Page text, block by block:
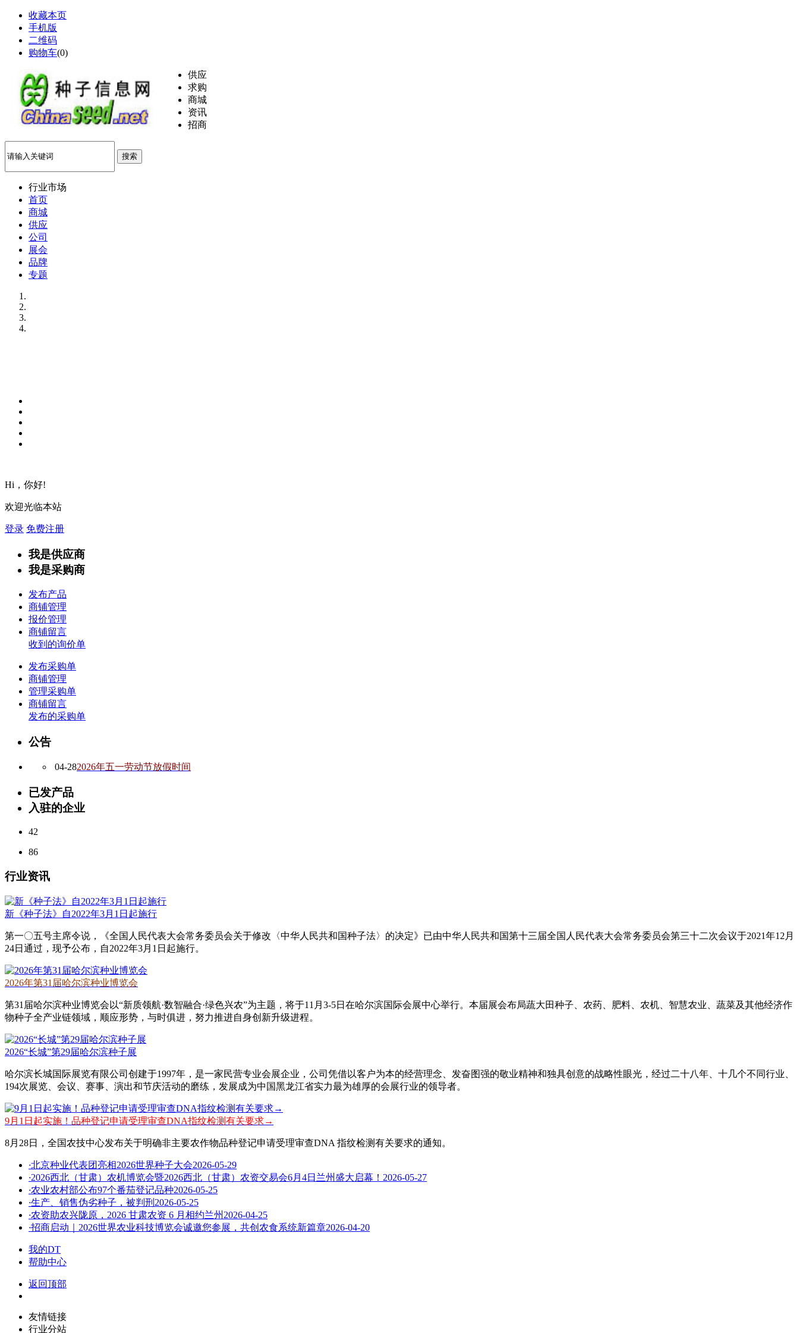
收藏本页
手机版
二维码
购物车(0)
供应
求购
商城
资讯
招商
搜索
行业市场
首页
商城
供应
公司
展会
品牌
专题
Hi，你好!
欢迎光临本站
登录 免费注册
我是供应商
我是采购商
发布产品
商铺管理
报价管理
商铺留言
收到的询价单
发布采购单
商铺管理
管理采购单
商铺留言
发布的采购单
公告
04-282026年五一劳动节放假时间
已发产品
入驻的企业
42
86
行业资讯
新《种子法》自2022年3月1日起施行
第一〇五号主席令说，《全国人民代表大会常务委员会关于修改〈中华人民共和国种子法〉的决定》已由中华人民共和国第十三届全国人民代表大会常务委员会第三十二次会议于2021年12月
24日通过，现予公布，自2022年3月1日起施行。
2026年第31届哈尔滨种业博览会
第31届哈尔滨种业博览会以“新质领航·数智融合·绿色兴农”为主题，将于11月3-5日在哈尔滨国际会展中心举行。本届展会布局蔬大田种子、农药、肥料、农机、智慧农业、蔬菜及其他经济作
物种子全产业链领域，顺应形势，与时俱进，努力推进自身创新升级进程。
2026“长城”第29届哈尔滨种子展
哈尔滨长城国际展览有限公司创建于1997年，是一家民营专业会展企业，公司凭借以客户为本的经营理念、发奋图强的敬业精神和独具创意的战略性眼光，经过二十八年、十几个不同行业、
194次展览、会议、赛事、演出和节庆活动的磨练，发展成为中国黑龙江省实力最为雄厚的会展行业的领导者。
9月1日起实施！品种登记申请受理审查DNA指纹检测有关要求→
8月28日，全国农技中心发布关于明确非主要农作物品种登记申请受理审查DNA 指纹检测有关要求的通知。
·北京种业代表团亮相2026世界种子大会2026-05-29
·2026西北（甘肃）农机博览会暨2026西北（甘肃）农资交易会6月4日兰州盛大启幕！ 2026-05-27
·农业农村部公布97个番茄登记品种2026-05-25
·生产、销售伪劣种子，被判刑 2026-05-25
·农资助农兴陇原，2026 甘肃农资 6 月相约兰州 2026-04-25
·招商启动｜2026世界农业科技博览会诚邀您参展，共创农食系统新篇章2026-04-20
我的DT
帮助中心
返回顶部
友情链接
行业分站